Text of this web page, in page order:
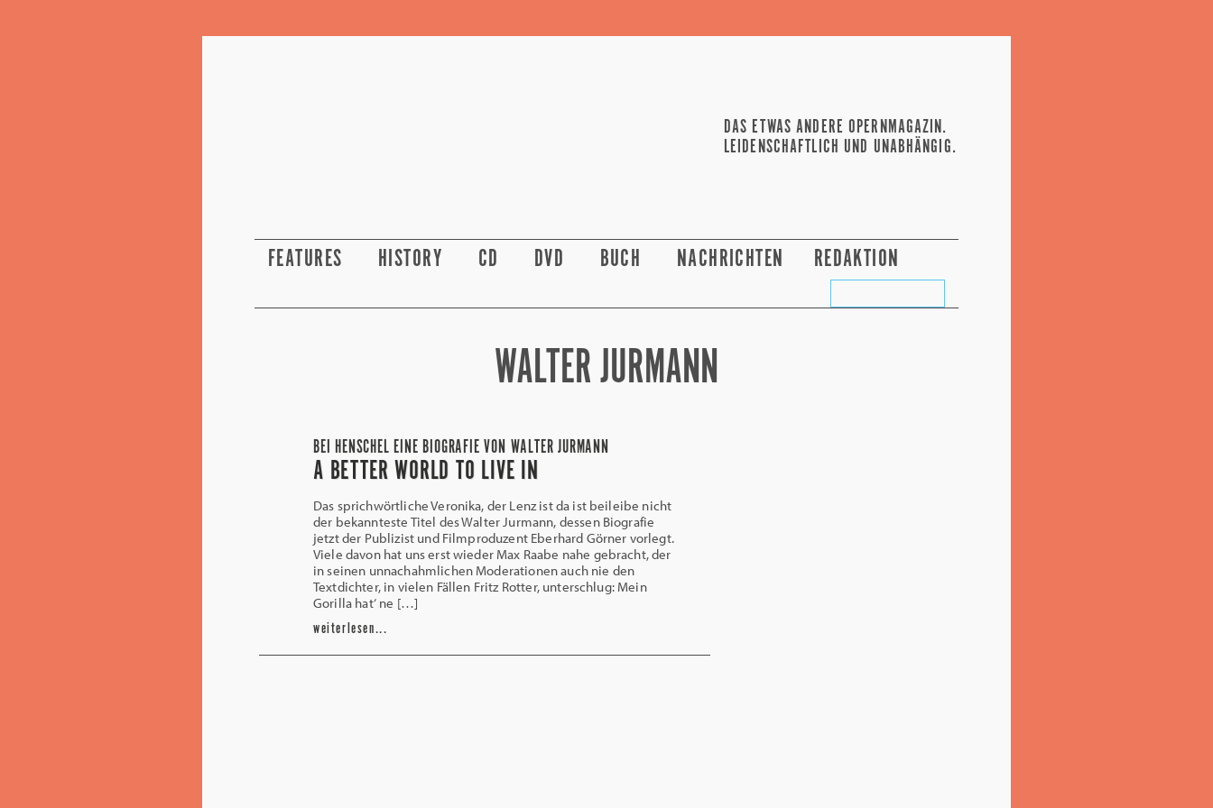
DAS ETWAS ANDERE OPERNMAGAZIN.
LEIDENSCHAFTLICH UND UNABHÄNGIG.
FEATURES HISTORY CD DVD BUCH NACHRICHTEN REDAKTION
WALTER JURMANN
BEI HENSCHEL EINE BIOGRAFIE VON WALTER JURMANN
A BETTER WORLD TO LIVE IN
Das sprichwörtliche Veronika, der Lenz ist da ist beileibe nicht
der bekannteste Titel des Walter Jurmann, dessen Biografie
jetzt der Publizist und Filmproduzent Eberhard Görner vorlegt.
Viele davon hat uns erst wieder Max Raabe nahe gebracht, der
in seinen unnachahmlichen Moderationen auch nie den
Textdichter, in vielen Fällen Fritz Rotter, unterschlug: Mein
Gorilla hat‘ ne […]
weiterlesen...